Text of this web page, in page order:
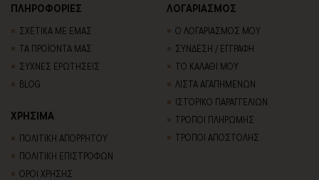
ΠΛΗΡΟΦΟΡΙΕΣ
ΣΧΕΤΙΚΑ ΜΕ ΕΜΑΣ
ΤΑ ΠΡΟΪΟΝΤΑ ΜΑΣ
ΣΥΧΝΕΣ ΕΡΩΤΗΣΕΙΣ
BLOG
ΛΟΓΑΡΙΑΣΜΟΣ
Ο ΛΟΓΑΡΙΑΣΜΟΣ ΜΟΥ
ΣΥΝΔΕΣΗ / ΕΓΓΡΑΦΗ
ΤΟ ΚΑΛΑΘΙ ΜΟΥ
ΛΙΣΤΑ ΑΓΑΠΗΜΕΝΩΝ
ΙΣΤΟΡΙΚΟ ΠΑΡΑΓΓΕΛΙΩΝ
ΤΡΟΠΟΙ ΠΛΗΡΩΜΗΣ
ΤΡΟΠΟΙ ΑΠΟΣΤΟΛΗΣ
ΧΡΗΣΙΜΑ
ΠΟΛΙΤΙΚΗ ΑΠΟΡΡΗΤΟΥ
ΠΟΛΙΤΙΚΗ ΕΠΙΣΤΡΟΦΩΝ
ΟΡΟΙ ΧΡΗΣΗΣ